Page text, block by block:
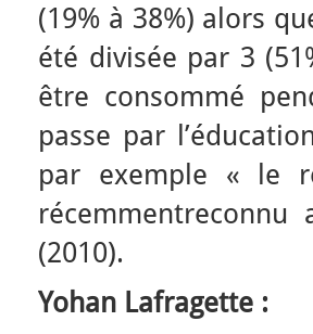
(19% à 38%) alors
été divisée par 3
être consommé
passe par
par exemple « le
récemmentreconnu
(2010).
Yohan Lafragette :